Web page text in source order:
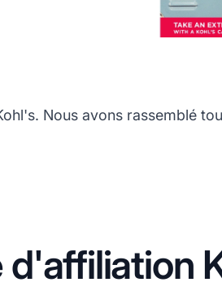
Nous avons rassemblé